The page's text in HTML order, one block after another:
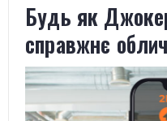
Будь як
справжнє